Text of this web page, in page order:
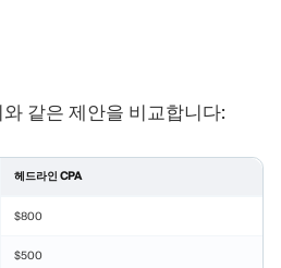
같은 제안을 비교합니다:
헤드라인 CPA
$800
$500